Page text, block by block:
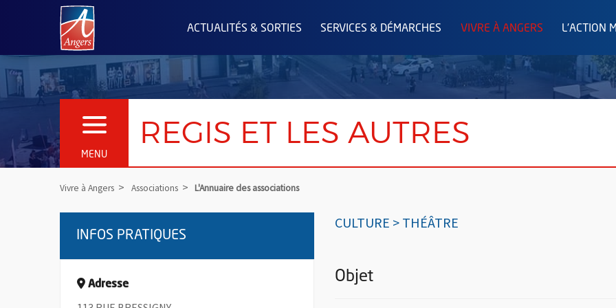
Angers.fr : Retour à l'accueil
ACTUALITÉS & SORTIES SERVICES & DÉMARCHES VIVRE À ANGERS L'ACTION
MENU
OUVRIR LE MENU REGIS ET LES AUTRES
Vivre à Angers Associations L'Annuaire des associations
CULTURE > THÉÂTRE
Objet
INFOS PRATIQUES
Adresse